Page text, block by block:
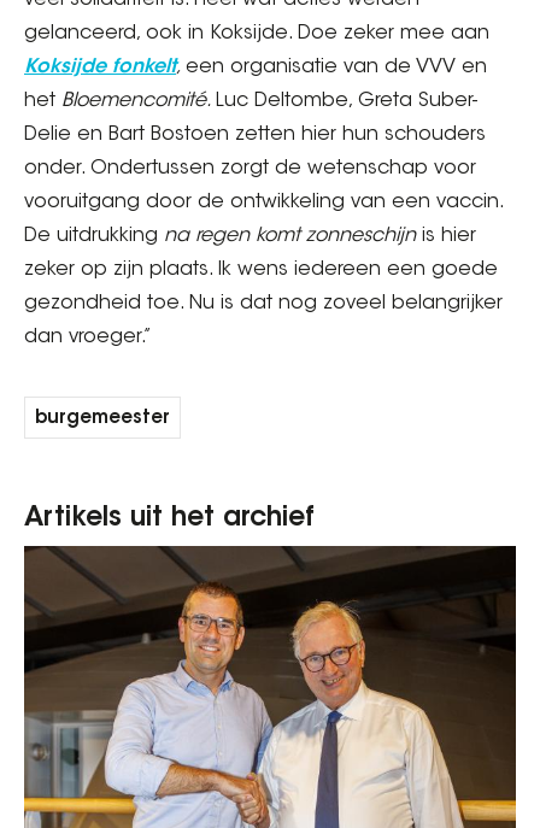
gelanceerd, ook in Koksijde. Doe zeker mee aan
Koksijde fonkelt, een organisatie van de VVV en
het Bloemencomité. Luc Deltombe, Greta Suber-
Delie en Bart Bostoen zetten hier hun schouders
onder. Ondertussen zorgt de wetenschap voor
vooruitgang door de ontwikkeling van een vaccin.
De uitdrukking na regen komt zonneschijnis hier
zeker op zijn plaats. Ik wens iedereen een goede
gezondheid toe. Nu is dat nog zoveel belangrijker
dan vroeger.”
burgemeester
Artikels uit het archief